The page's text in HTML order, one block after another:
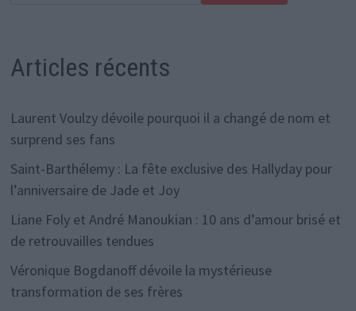
Articles récents
Laurent Voulzy dévoile pourquoi il a changé de nom et
surprend ses fans
Saint-Barthélemy : La fête exclusive des Hallyday pour
l’anniversaire de Jade et Joy
Liane Foly et André Manoukian : 10 ans d’amour brisé et
de retrouvailles tendues
Véronique Bogdanoff dévoile la mystérieuse
transformation de ses frères